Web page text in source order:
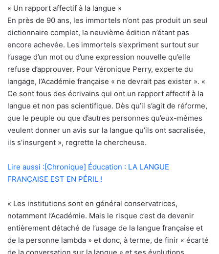
« Un rapport affectif à la langue »
En près de 90 ans, les immortels n’ont pas produit un seul
dictionnaire complet, la neuvième édition n’étant pas
encore achevée. Les immortels s’expriment surtout sur
l’usage d’un mot ou d’une expression nouvelle qu’elle
refuse d’approuver. Pour Véronique Perry, experte du
langage, l’Académie française « ne devrait pas exister ». «
Ce sont tous des écrivains qui ont un rapport affectif à la
langue et non pas scientifique. Dès qu’il s’agit de réforme,
que le peuple ou que d’autres personnes qu’eux-mêmes
veulent donner un avis sur la langue qu’ils ont sacralisée,
ils s’insurgent », regrette la chercheuse.
Lire aussi :[Chronique] Éducation : LA LANGUE
FRANÇAISE EST EN PÉRIL !
« Les institutions sont en général conservatrices,
notamment l’Académie. Mais le risque c’est de devenir
entièrement détaché de l’usage de la langue française et
de la personne lambda » et donc, à terme, de finir « écarté